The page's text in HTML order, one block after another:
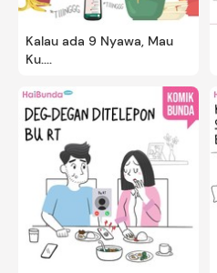
Kalau ada 9 Nyawa, Mau
Ku....